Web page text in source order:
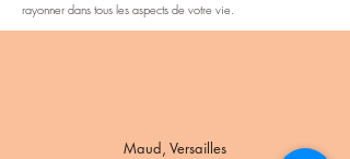
rayonner dans tous les aspects de votre vie.
Maud, Versailles